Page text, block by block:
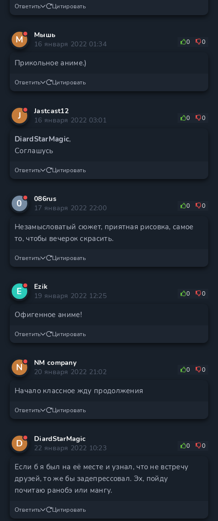
Ответить Цитировать
M
Mышь
16 января 2022 01:34
0 0
Прикольное аниме.)
Ответить Цитировать
J
Jastcast12
16 января 2022 03:01
0 0
DiardStarMagic,
Соглашусь
Ответить Цитировать
0
086rus
17 января 2022 22:00
0 0
Незамысловатый сюжет, приятная рисовка, самое
то, чтобы вечерок скрасить.
Ответить Цитировать
E
Ezik
19 января 2022 12:25
0 0
Офигенное аниме!
Ответить Цитировать
N
NM company
20 января 2022 21:02
0 0
Начало классное жду продолжения
Ответить Цитировать
D
DiardStarMagic
22 января 2022 10:23
0 0
Если б я был на её месте и узнал, что не встречу
друзей, то же бы задепрессовал. Эх, пойду
почитаю ранобэ или мангу.
Ответить Цитировать